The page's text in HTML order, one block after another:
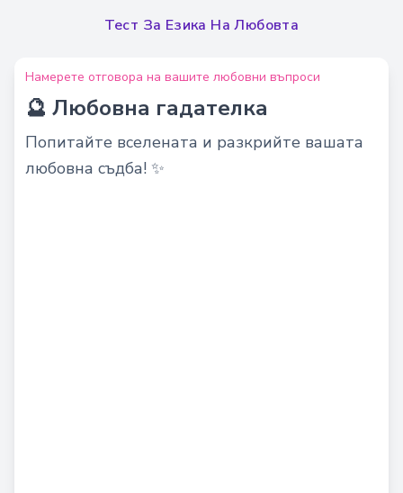
Тест За Езика На Любовта
Намерете отговора на вашите любовни въпроси
🔮 Любовна гадателка
Попитайте вселената и разкрийте вашата
любовна съдба! ✨